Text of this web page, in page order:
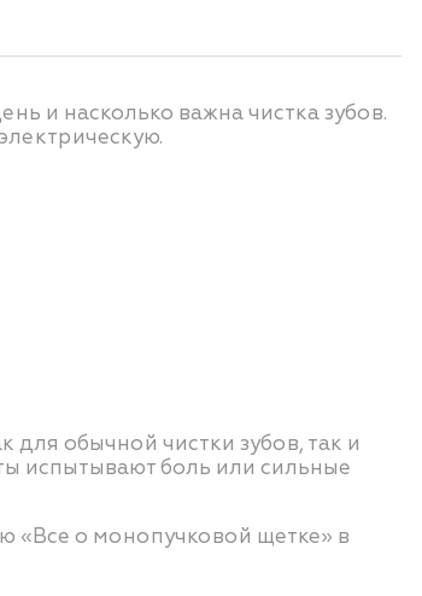
и насколько важна чистка зубов.
обычной чистки зубов, так и
испытывают боль или сильные
«Все о монопучковой щетке» в